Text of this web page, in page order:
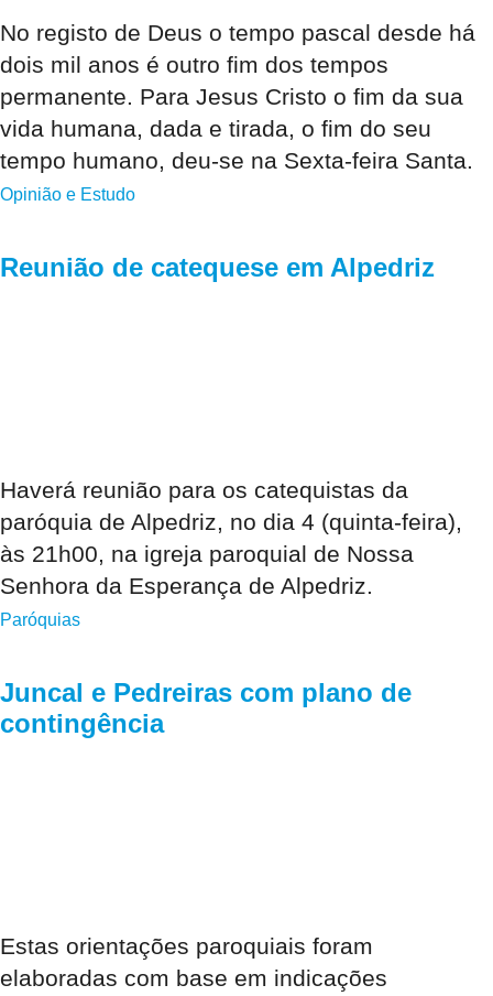
No registo de Deus o tempo pascal desde há
dois mil anos é outro fim dos tempos
permanente. Para Jesus Cristo o fim da sua
vida humana, dada e tirada, o fim do seu
tempo humano, deu-se na Sexta-feira Santa.
Opinião e Estudo
Reunião de catequese em Alpedriz
Haverá reunião para os catequistas da
paróquia de Alpedriz, no dia 4 (quinta-feira),
às 21h00, na igreja paroquial de Nossa
Senhora da Esperança de Alpedriz.
Paróquias
Juncal e Pedreiras com plano de
contingência
Estas orientações paroquiais foram
elaboradas com base em indicações